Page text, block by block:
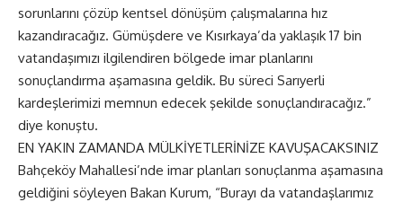
sorunlarını çözüp kentsel dönüşüm çalışmalarına hız
kazandıracağız. Gümüşdere ve Kısırkaya’da yaklaşık 17 bin
vatandaşımızı ilgilendiren bölgede imar planlarını
sonuçlandırma aşamasına geldik. Bu süreci Sarıyerli
kardeşlerimizi memnun edecek şekilde sonuçlandıracağız.”
diye konuştu.
EN YAKIN ZAMANDA MÜLKİYETLERİNİZE KAVUŞACAKSINIZ
Bahçeköy Mahallesi’nde imar planları sonuçlanma aşamasına
geldiğini söyleyen Bakan Kurum, “Burayı da vatandaşlarımız